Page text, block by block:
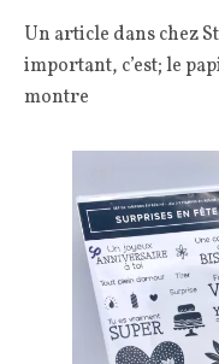
Un article dans chez
important, c’est; le
montre